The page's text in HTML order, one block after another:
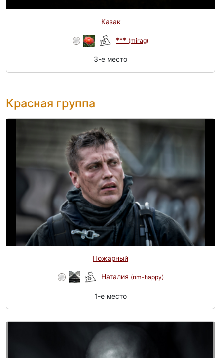
Казак
*** (mirag)
3-e место
Красная группа
Пожарный
Наталия (nm-happy)
1-e место